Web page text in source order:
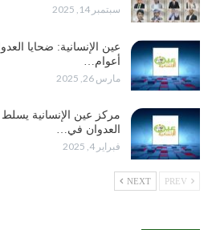
سبتمبر 14, 2025
أعوام…
مارس 26, 2025
مركز عين الإنسانية
العدوان في…
فبراير 4, 2025
NEXT